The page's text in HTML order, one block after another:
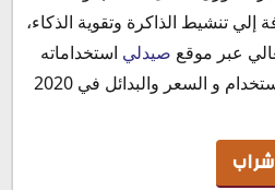
الوزن
أوميجا ميكس شراب للتسمين
2020
إلي تنشيط الذاكرة وتقوية الذكاء،
عبر موقع صيدلي استخداماته
وفوائده وأضراره وموانع الاستخدام و السعر والبدائل في 2020